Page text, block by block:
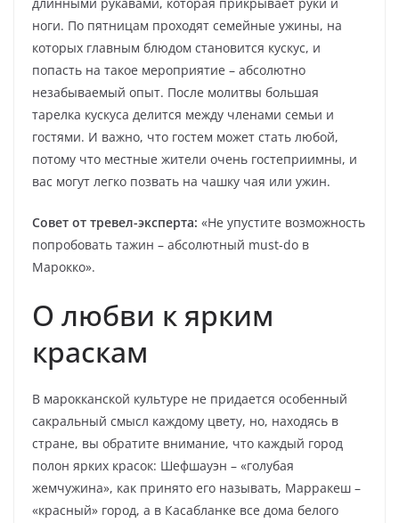
ноги. По пятницам проходят семейные ужины, на
которых главным блюдом становится кускус, и
попасть на такое мероприятие – абсолютно
незабываемый опыт. После молитвы большая
тарелка кускуса делится между членами семьи и
гостями. И важно, что гостем может стать любой,
потому что местные жители очень гостеприимны, и
вас могут легко позвать на чашку чая или ужин.
Совет от тревел-эксперта: «Не упустите возможность
попробовать тажин – абсолютный must-do в
Марокко».
О любви к ярким
краскам
В марокканской культуре не придается особенный
сакральный смысл каждому цвету, но, находясь в
стране, вы обратите внимание, что каждый город
полон ярких красок: Шефшауэн – «голубая
жемчужина», как принято его называть, Марракеш –
«красный» город, а в Касабланке все дома белого